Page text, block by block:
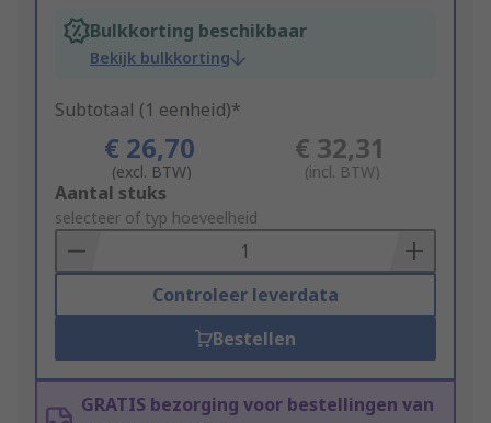
Bulkkorting beschikbaar
Bekijk bulkkorting
Subtotaal (1 eenheid)*
€ 26,70
(excl. BTW)
€ 32,31
(incl. BTW)
Add
to
Basket
Aantal stuks
selecteer of typ hoeveelheid
Controleer leverdata
Bestellen
GRATIS bezorging voor bestellingen van